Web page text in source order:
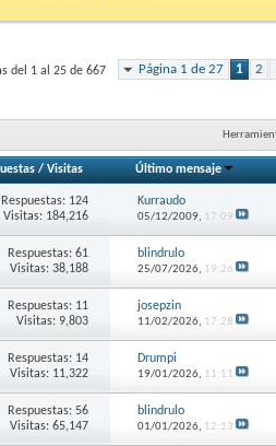
Página 1 de 27 1 2
del 1 al 25 de 667
/Visitas Último mensaje
Respuestas: 124
Visitas: 184,216
Kurraudo
05/12/2009, 17:09
Respuestas: 61
Visitas: 38,188
blindrulo
25/07/2026, 19:26
Respuestas: 11
Visitas: 9,803
josepzin
11/02/2026, 17:28
Respuestas: 14
Visitas: 11,322
Drumpi
19/01/2026, 11:11
Respuestas: 56
Visitas: 65,147
blindrulo
01/01/2026, 12:13